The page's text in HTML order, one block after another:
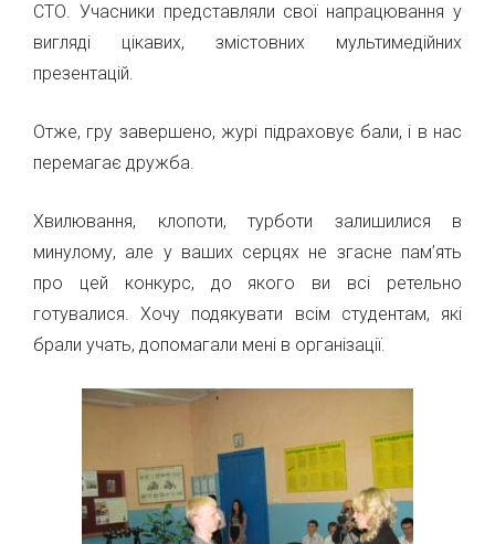
СТО. Учасники представляли свої напрацювання у
вигляді цікавих, змістовних мультимедійних
презентацій.
Отже, гру завершено, журі підраховує бали, і в нас
перемагає дружба.
Хвилювання, клопоти, турботи залишилися в
минулому, але у ваших серцях не згасне пам’ять
про цей конкурс, до якого ви всі ретельно
готувалися. Хочу подякувати всім студентам, які
брали учать, допомагали мені в організації.